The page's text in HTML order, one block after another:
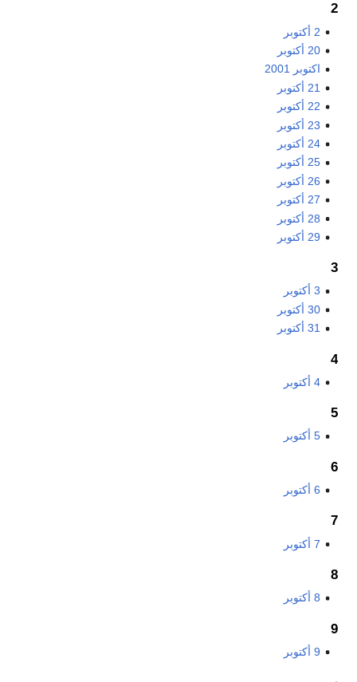
2
2 أكتوبر
20 أكتوبر
اكتوبر 2001
21 أكتوبر
22 أكتوبر
23 أكتوبر
24 أكتوبر
25 أكتوبر
26 أكتوبر
27 أكتوبر
28 أكتوبر
29 أكتوبر
3
3 أكتوبر
30 أكتوبر
31 أكتوبر
4
4 أكتوبر
5
5 أكتوبر
6
6 أكتوبر
7
7 أكتوبر
8
8 أكتوبر
9
9 أكتوبر